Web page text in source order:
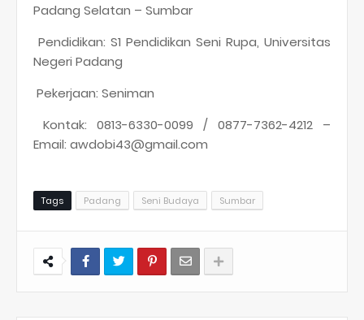
Padang Selatan – Sumbar
Pendidikan: S1 Pendidikan Seni Rupa, Universitas
Negeri Padang
Pekerjaan: Seniman
Kontak: 0813-6330-0099 / 0877-7362-4212 –
Email: awdobi43@gmail.com
Tags Padang Seni Budaya Sumbar